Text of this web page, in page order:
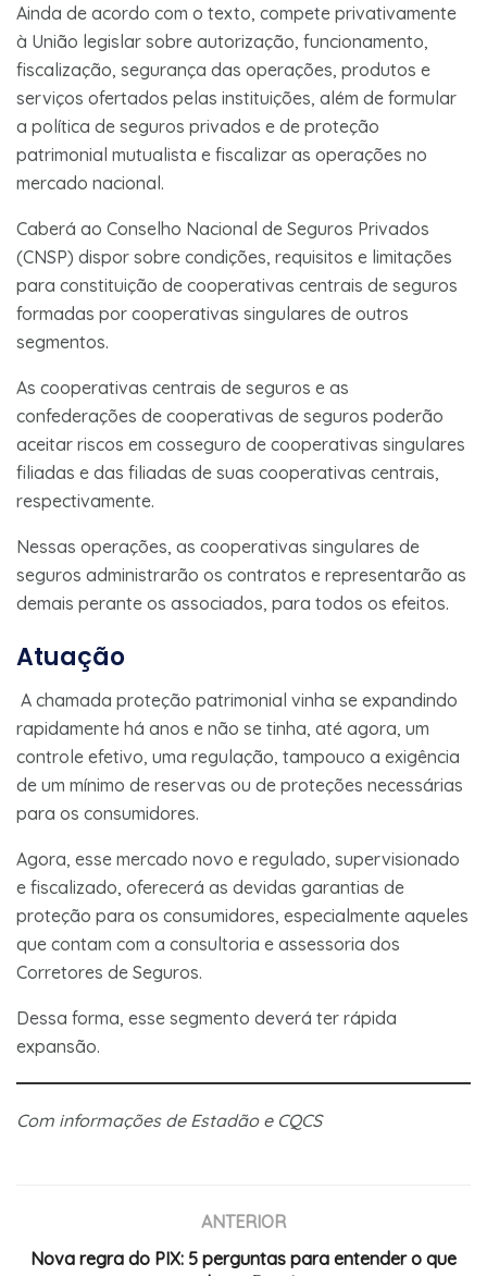
Ainda de acordo com o texto, compete privativamente
à União legislar sobre autorização, funcionamento,
fiscalização, segurança das operações, produtos e
serviços ofertados pelas instituições, além de formular
a política de seguros privados e de proteção
patrimonial mutualista e fiscalizar as operações no
mercado nacional.
Caberá ao Conselho Nacional de Seguros Privados
(CNSP) dispor sobre condições, requisitos e limitações
para constituição de cooperativas centrais de seguros
formadas por cooperativas singulares de outros
segmentos.
As cooperativas centrais de seguros e as
confederações de cooperativas de seguros poderão
aceitar riscos em cosseguro de cooperativas singulares
filiadas e das filiadas de suas cooperativas centrais,
respectivamente.
Nessas operações, as cooperativas singulares de
seguros administrarão os contratos e representarão as
demais perante os associados, para todos os efeitos.
Atuação
A chamada proteção patrimonial vinha se expandindo
rapidamente há anos e não se tinha, até agora, um
controle efetivo, uma regulação, tampouco a exigência
de um mínimo de reservas ou de proteções necessárias
para os consumidores.
Agora, esse mercado novo e regulado, supervisionado
e fiscalizado, oferecerá as devidas garantias de
proteção para os consumidores, especialmente aqueles
que contam com a consultoria e assessoria dos
Corretores de Seguros.
Dessa forma, esse segmento deverá ter rápida
expansão.
Com informações de Estadão e CQCS
ANTERIOR
Nova regra do PIX: 5 perguntas para entender o que